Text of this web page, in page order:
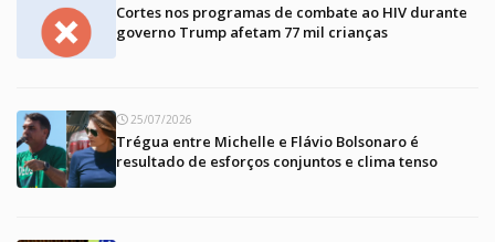
Cortes nos programas de combate ao HIV durante
governo Trump afetam 77 mil crianças
25/07/2026
Trégua entre Michelle e Flávio Bolsonaro é
resultado de esforços conjuntos e clima tenso